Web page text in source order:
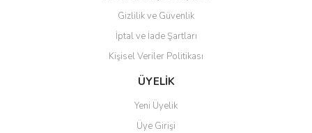
Gönder
Gizlilik ve Güvenlik
İptal ve İade Şartları
Kişisel Veriler Politikası
ÜYELİK
Yeni Üyelik
Üye Girişi